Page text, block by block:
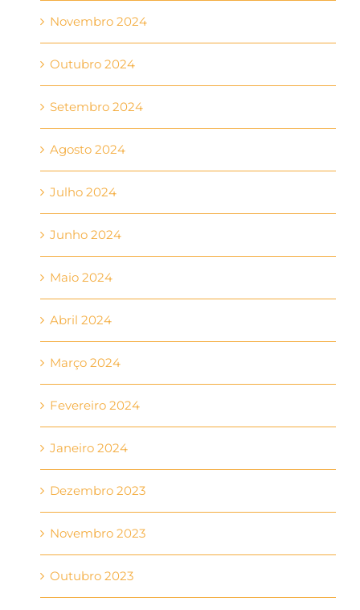
Novembro 2024
Outubro 2024
Setembro 2024
Agosto 2024
Julho 2024
Junho 2024
Maio 2024
Abril 2024
Março 2024
Fevereiro 2024
Janeiro 2024
Dezembro 2023
Novembro 2023
Outubro 2023